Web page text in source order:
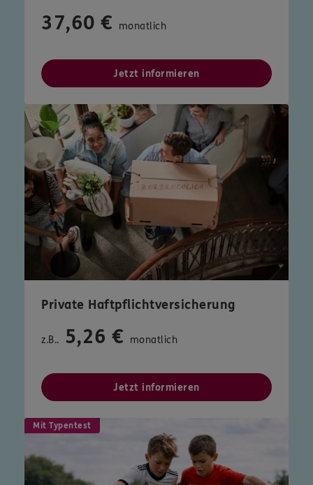
37,60 € monatlich
Jetzt informieren
Private Haftpflichtversicherung
z.B.. 5,26 € monatlich
Jetzt informieren
Mit Typentest